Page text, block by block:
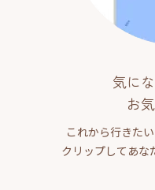
気に
お
これから行きた
クリップしてあな